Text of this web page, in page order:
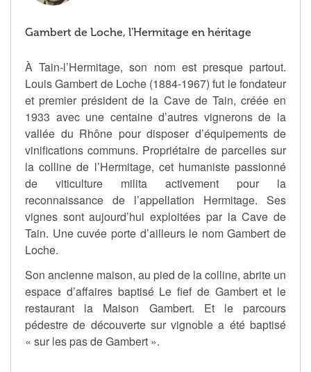
Gambert de Loche, l'Hermitage en héritage
À Tain-l’Hermitage, son nom est presque partout.
Louis Gambert de Loche (1884-1967) fut le fondateur
et premier président de la Cave de Tain, créée en
1933 avec une centaine d’autres vignerons de la
vallée du Rhône pour disposer d’équipements de
vinifications communs. Propriétaire de parcelles sur
la colline de l’Hermitage, cet humaniste passionné
de viticulture milita activement pour la
reconnaissance de l’appellation Hermitage. Ses
vignes sont aujourd’hui exploitées par la Cave de
Tain. Une cuvée porte d’ailleurs le nom Gambert de
Loche.
Son ancienne maison, au pied de la colline, abrite un
espace d’affaires baptisé Le fief de Gambert et le
restaurant la Maison Gambert. Et le parcours
pédestre de découverte sur vignoble a été baptisé
« sur les pas de Gambert ».